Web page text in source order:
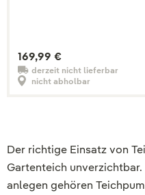
169,99 €
derzeit nicht lieferbar
nicht abholbar
Der richtige Einsatz von
Gartenteich
anlegen gehören